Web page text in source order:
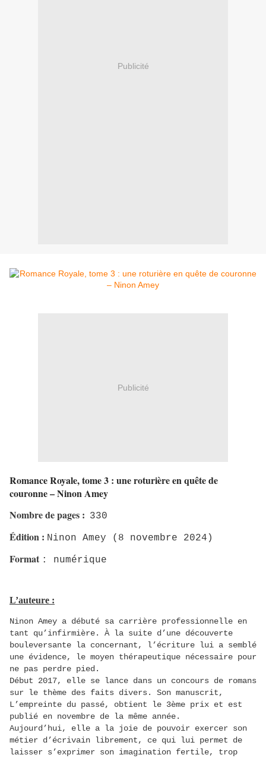
Publicité
Publicité
Romance Royale, tome 3 : une roturière en quête de
couronne – Ninon Amey
Nombre de pages : 330
Édition : Ninon Amey (8 novembre 2024)
Format : numérique
L’auteure :
Ninon Amey a débuté sa carrière professionnelle en
tant qu’infirmière. À la suite d’une découverte
bouleversante la concernant, l’écriture lui a semblé
une évidence, le moyen thérapeutique nécessaire pour
ne pas perdre pied.
Début 2017, elle se lance dans un concours de romans
sur le thème des faits divers. Son manuscrit,
L’empreinte du passé, obtient le 3ème prix et est
publié en novembre de la même année.
Aujourd’hui, elle a la joie de pouvoir exercer son
métier d’écrivain librement, ce qui lui permet de
laisser s’exprimer son imagination fertile, trop